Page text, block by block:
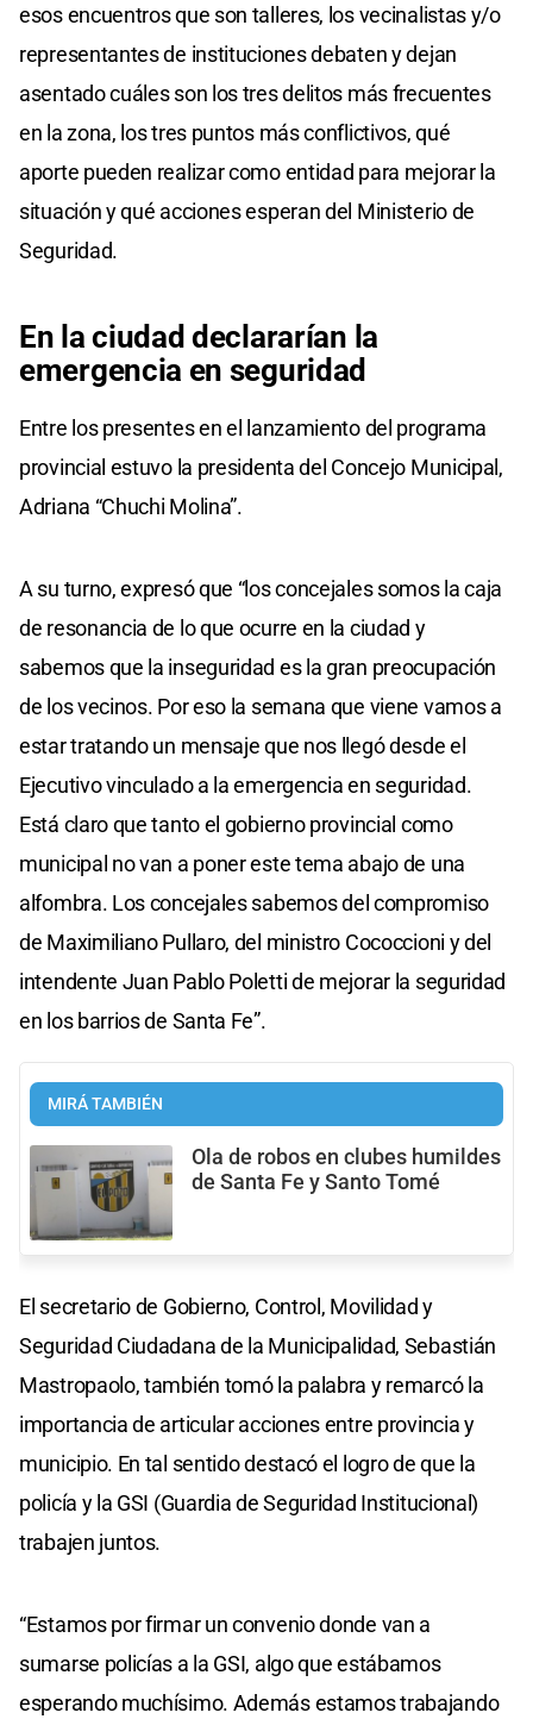
esos encuentros que son talleres, los vecinalistas y/o
representantes de instituciones debaten y dejan
asentado cuáles son los tres delitos más frecuentes
en la zona, los tres puntos más conflictivos, qué
aporte pueden realizar como entidad para mejorar la
situación y qué acciones esperan del Ministerio de
Seguridad.
En la ciudad declararían la
emergencia en seguridad
Entre los presentes en el lanzamiento del programa
provincial estuvo la presidenta del Concejo Municipal,
Adriana “Chuchi Molina”.
A su turno, expresó que “los concejales somos la caja
de resonancia de lo que ocurre en la ciudad y
sabemos que la inseguridad es la gran preocupación
de los vecinos. Por eso la semana que viene vamos a
estar tratando un mensaje que nos llegó desde el
Ejecutivo vinculado a la emergencia en seguridad.
Está claro que tanto el gobierno provincial como
municipal no van a poner este tema abajo de una
alfombra. Los concejales sabemos del compromiso
de Maximiliano Pullaro, del ministro Cococcioni y del
intendente Juan Pablo Poletti de mejorar la seguridad
en los barrios de Santa Fe”.
MIRÁ TAMBIÉN
Ola de robos en clubes humildes
de Santa Fe y Santo Tomé
El secretario de Gobierno, Control, Movilidad y
Seguridad Ciudadana de la Municipalidad, Sebastián
Mastropaolo, también tomó la palabra y remarcó la
importancia de articular acciones entre provincia y
municipio. En tal sentido destacó el logro de que la
policía y la GSI (Guardia de Seguridad Institucional)
trabajen juntos.
“Estamos por firmar un convenio donde van a
sumarse policías a la GSI, algo que estábamos
esperando muchísimo. Además estamos trabajando